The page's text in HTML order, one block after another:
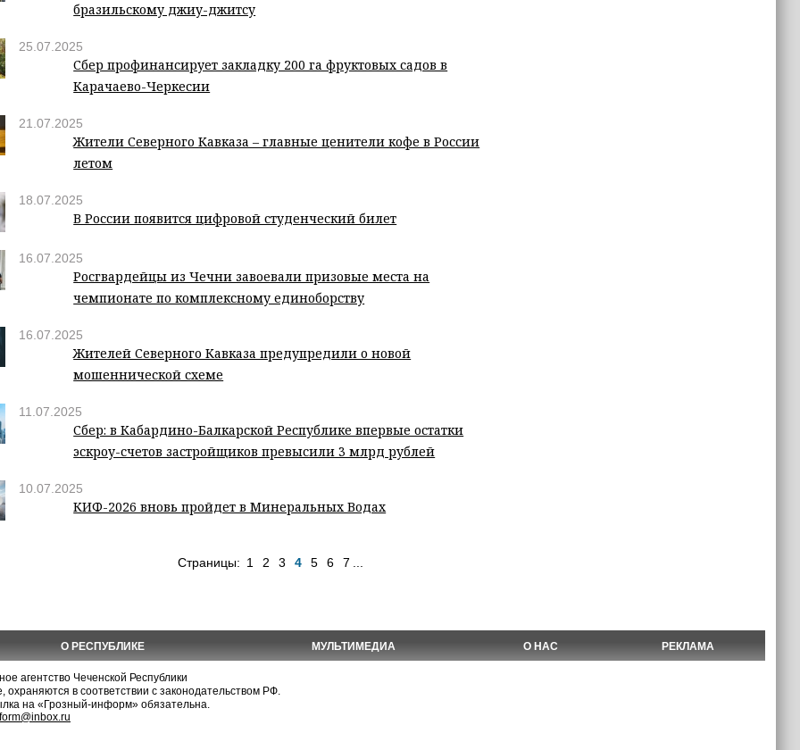
бразильскому джиу-джитсу
25.07.2025
Сбер профинансирует закладку 200 га фруктовых садов в
Карачаево-Черкесии
21.07.2025
Жители Северного Кавказа – главные ценители кофе в России
летом
18.07.2025
В России появится цифровой студенческий билет
16.07.2025
Росгвардейцы из Чечни завоевали призовые места на
чемпионате по комплексному единоборству
16.07.2025
Жителей Северного Кавказа предупредили о новой
мошеннической схеме
11.07.2025
Сбер: в Кабардино-Балкарской Республике впервые остатки
эскроу-счетов застройщиков превысили 3 млрд рублей
10.07.2025
КИФ-2026 вновь пройдет в Минеральных Водах
Страницы: 1 2 3 4 5 6 7 ...
О РЕСПУБЛИКЕ МУЛЬТИМЕДИА О НАС РЕКЛАМА
агентство Чеченской Республики
в соответствии с законодательством РФ.
на «Грозный-информ» обязательна.